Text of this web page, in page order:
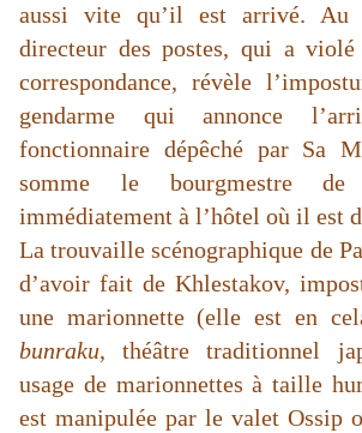
aussi vite qu’il est arrivé. Au
directeur des postes, qui a
correspondance, révèle
gendarme qui annonce
fonctionnaire dépêché par Sa
somme le bourgmestre de
immédiatement à l’hôtel où il est
La trouvaille scénographique de
d’avoir fait de Khlestakov,
une marionnette (elle est en
bunraku, théâtre traditionnel
usage de marionnettes à taille
est manipulée par le valet Ossip